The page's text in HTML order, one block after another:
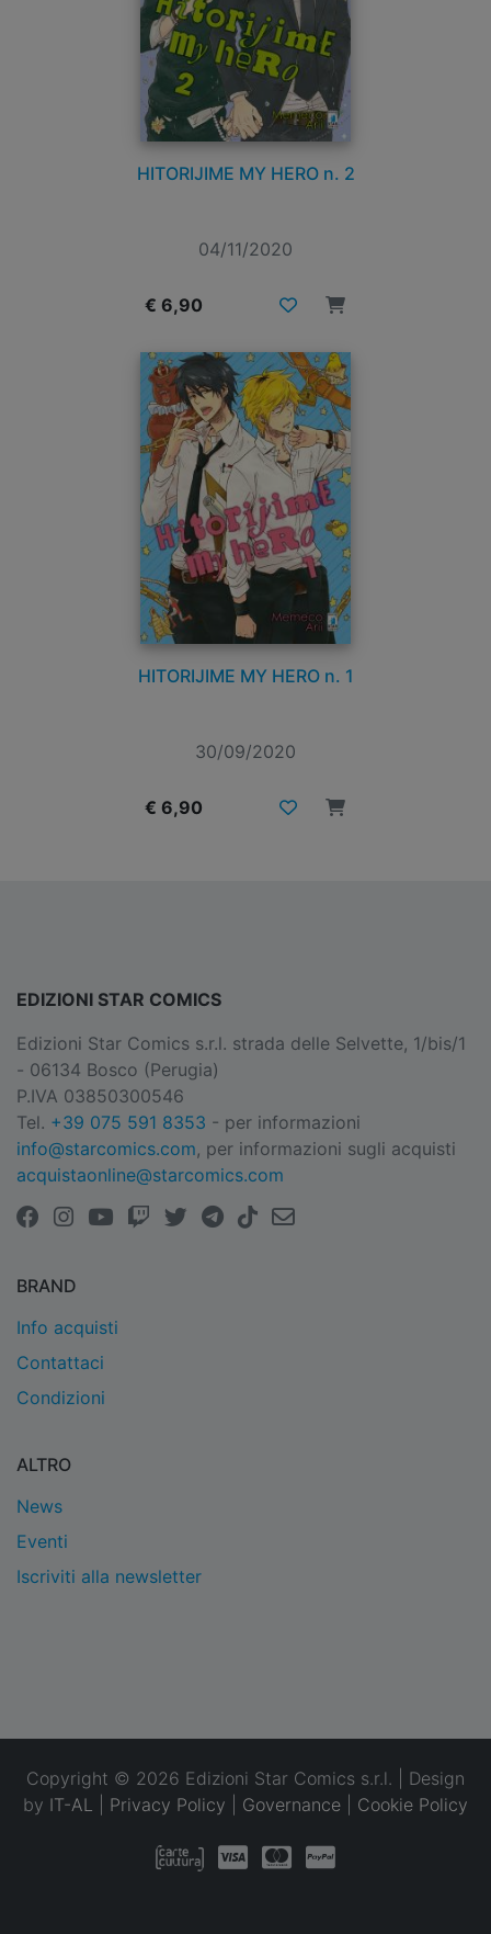
HITORIJIME MY HERO n. 2
04/11/2020
€ 6,90
HITORIJIME MY HERO n. 1
30/09/2020
€ 6,90
EDIZIONI STAR COMICS
Edizioni Star Comics s.r.l. strada delle Selvette, 1/bis/1
- 06134 Bosco (Perugia)
P.IVA 03850300546
Tel. +39 075 591 8353 - per informazioni
info@starcomics.com, per informazioni sugli acquisti
acquistaonline@starcomics.com
BRAND
Info acquisti
Contattaci
Condizioni
ALTRO
News
Eventi
Iscriviti alla newsletter
Copyright © 2026 Edizioni Star Comics s.r.l. | Design
by IT-AL Privacy Policy Governance Cookie Policy